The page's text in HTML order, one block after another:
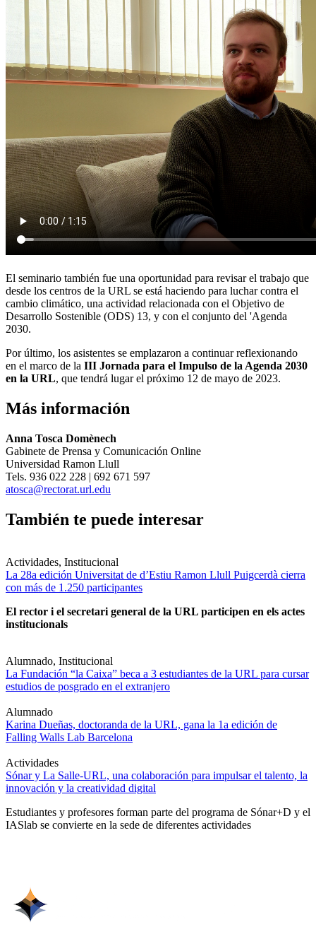
El seminario también fue una oportunidad para revisar el trabajo que
desde los centros de la URL se está haciendo para luchar contra el
cambio climático, una actividad relacionada con el Objetivo de
Desarrollo Sostenible (ODS) 13, y con el conjunto del 'Agenda
2030.
Por último, los asistentes se emplazaron a continuar reflexionando
en el marco de la III Jornada para el Impulso de la Agenda 2030
en la URL, que tendrá lugar el próximo 12 de mayo de 2023.
Más información
Anna Tosca Domènech
Gabinete de Prensa y Comunicación Online
Universidad Ramon Llull
Tels. 936 022 228 | 692 671 597
atosca@rectorat.url.edu
También te puede interesar
Actividades, Institucional
La 28a edición Universitat de d’Estiu Ramon Llull Puigcerdà cierra
con más de 1.250 participantes
El rector i el secretari general de la URL participen en els actes
institucionals
Alumnado, Institucional
La Fundación “la Caixa” beca a 3 estudiantes de la URL para cursar
estudios de posgrado en el extranjero
Alumnado
Karina Dueñas, doctoranda de la URL, gana la 1a edición de
Falling Walls Lab Barcelona
Actividades
Sónar y La Salle-URL, una colaboración para impulsar el talento, la
innovación y la creatividad digital
Estudiantes y profesores forman parte del programa de Sónar+D y el
IASlab se convierte en la sede de diferentes actividades